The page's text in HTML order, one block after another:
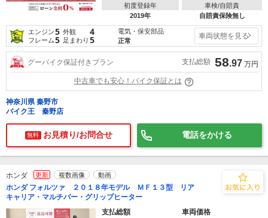
初度登録年
2019年
車検/自賠責
自賠責保険無し
エンジン5 外観 4
フレーム5 足まわり 5
電気・保安部品
正常
車両状態を見る
グーバイク保証付きプラン 支払総額 58.97 万円
中古車でも安心！バイク保証とは
神奈川県 秦野市
バイク王 秦野店
無料 お見積り/お問合せ 電話をかける
ホンダ 更新 複数画像 動画
ホンダ フォルツァ ２０１８年モデル ＭＦ１３型 リア
キャリア・マルチバー・グリップヒーター
支払総額
車両価格